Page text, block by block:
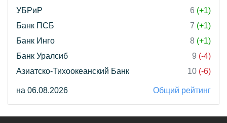
УБРиР
6 (+1)
Банк ПСБ
7 (+1)
Банк Инго
8 (+1)
Банк Уралсиб
9 (-4)
Азиатско-Тихоокеанский Банк
10 (-6)
на 06.08.2026 Общий рейтинг